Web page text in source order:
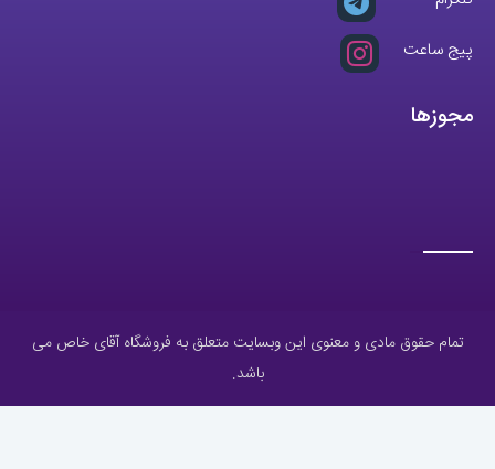
پیج ساعت
مجوزها
تمام حقوق مادی و معنوی این وبسایت متعلق به فروشگاه آقای خاص می
باشد.